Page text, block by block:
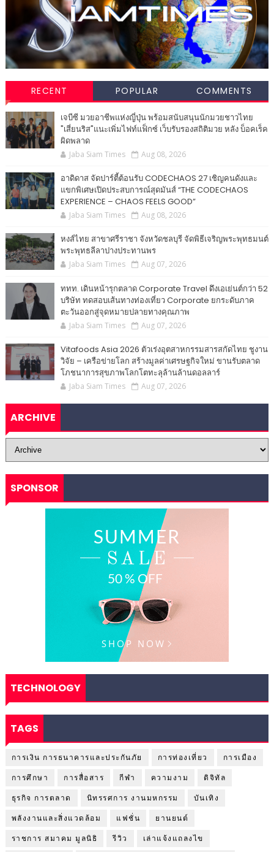
RECENT POPULAR COMMENTS
เจบีซี มวยอาชีพแห่งญี่ปุ่น พร้อมสนับสนุนนักมวยชาวไทย
"เสี่ยนริส"แนะเพิ่มไฟท์แฟ็กซ์ เว็บรับรองสถิติมวย หลัง บ็อคเร็ค
ผิดพลาด
Jaba Siam Times Aug 08, 2026
อาดิดาส จัดปาร์ตี้ต้อนรับ CODECHAOS 27 เชิญคนดังและ
แขกพิเศษเปิดประสบการณ์สุดมันส์ “THE CODECHAOS
EXPERIENCE – CHAOS FEELS GOOD”
Jaba Siam Times Aug 08, 2026
หงส์ไทย สาขาศรีราชา จังหวัดชลบุรี จัดพิธีเจริญพระพุทธมนต์
พระพุทธลีลาปางประทานพร
Jaba Siam Times Aug 07, 2026
ททท. เดินหน้ารุกตลาด Corporate Travel ดึงเอเย่นต์กว่า 52
บริษัท ทดสอบเส้นทางท่องเที่ยว Corporate ยกระดับภาค
ตะวันออกสู่จุดหมายปลายทางคุณภาพ
Jaba Siam Times Aug 07, 2026
Vitafoods Asia 2026 ตัวเร่งอุตสาหกรรมสารสกัดไทย ชูงาน
วิจัย – เครือข่ายโลก สร้างมูลค่าเศรษฐกิจใหม่ ขานรับตลาด
โภชนาการสุขภาพโลกโตทะลุล้านล้านดอลลาร์
Jaba Siam Times Aug 07, 2026
ARCHIVE
SPONSOR
TECHNOLOGY
TAGS
การเงิน การธนาคารและประกันภัย การท่องเที่ยว
การเมือง
การศึกษา
การสื่อสาร กีฬา ความงาม
ดิจิทัล
ธุรกิจ การตลาด
นิทรรศการ งานมหกรรม
บันเทิง
พลังงานและสิ่งแวดล้อม
แฟชั่น
ยานยนต์
ราชการ สมาคม มูลนิธิ
รีวิว
เล่าแจ้งแถลงไข